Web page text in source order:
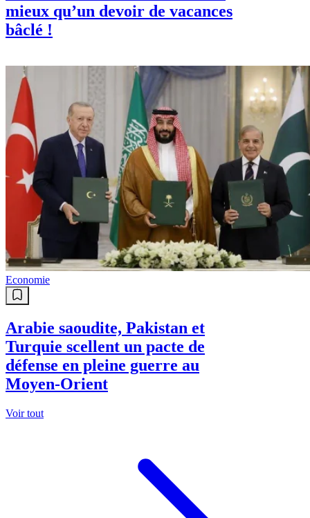
mieux qu’un devoir de vacances
bâclé !
Economie
Arabie saoudite, Pakistan et
Turquie scellent un pacte de
défense en pleine guerre au
Moyen-Orient
Voir tout